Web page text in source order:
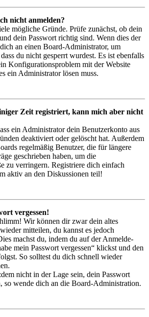
nicht anmelden?
mögliche Gründe. Prüfe zunächst, ob dein
dein Passwort richtig sind. Wenn dies der
an einen Board-Administrator, um
du nicht gesperrt wurdest. Es ist ebenfalls
Konfigurationsproblem mit der Website
ein Administrator lösen muss.
Zeit registriert, kann mich aber nicht
ein Administrator dein Benutzerkonto aus
deaktiviert oder gelöscht hat. Außerdem
regelmäßig Benutzer, die für längere
geschrieben haben, um die
zu verringern. Registriere dich einfach
aktiv an den Diskussionen teil!
vergessen!
Wir können dir zwar dein altes
mitteilen, du kannst es jedoch
machst du, indem du auf der Anmelde-
mein Passwort vergessen“ klickst und den
So solltest du dich schnell wieder
nicht in der Lage sein, dein Passwort
so wende dich an die Board-Administration.